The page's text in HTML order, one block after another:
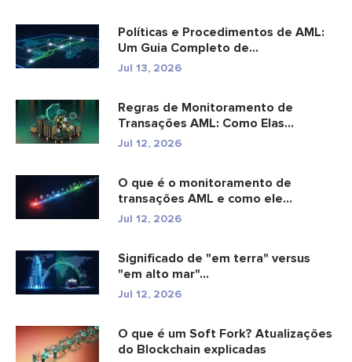
Políticas e Procedimentos de AML:
Um Guia Completo de
Conformidade
Jul 13, 2026
Regras de Monitoramento de
Transações AML: Como Elas
Detectam Cr...
Jul 12, 2026
O que é o monitoramento de
transações AML e como ele
funciona?
Jul 12, 2026
Significado de "em terra" versus
"em alto mar"...
Jul 12, 2026
O que é um Soft Fork? Atualizações
do Blockchain explicadas